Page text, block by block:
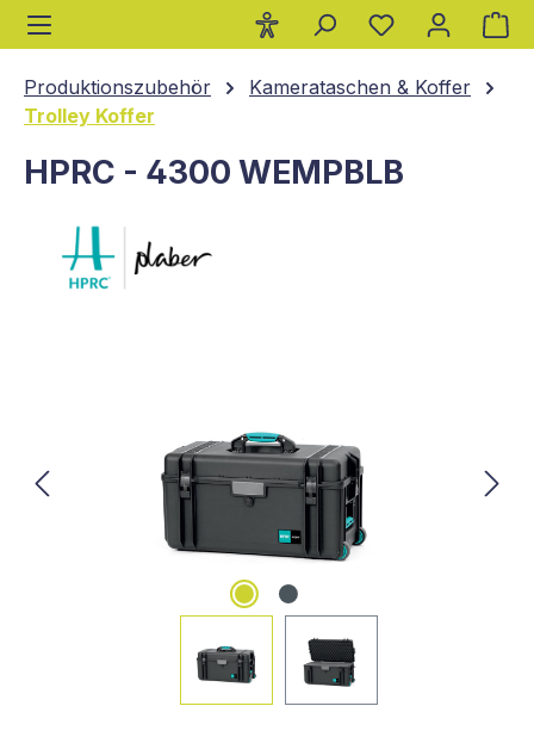
springen
Produktionszubehör
Kamerataschen & Koffer
Trolley Koffer
HPRC - 4300 WEMPBLB